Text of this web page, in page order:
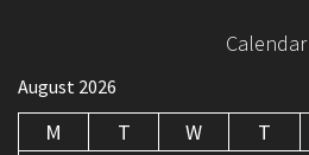
Calendar
August 2026
M T W T